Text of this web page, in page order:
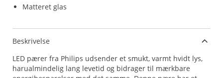
Matteret glas
Beskrivelse
LED pærer fra Philips udsender et smukt, varmt hvidt lys,
harualmindelig lang levetid og bidrager til mærkbare